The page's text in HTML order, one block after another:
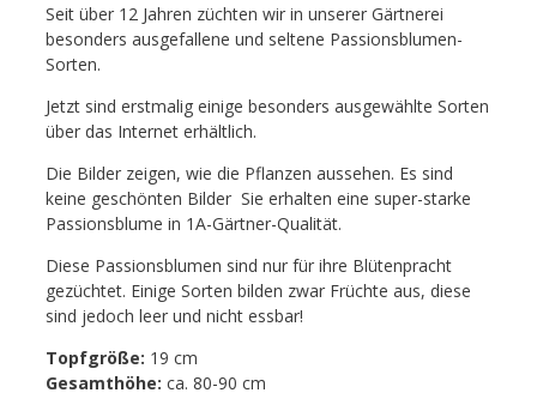
Seit über 12 Jahren züchten wir in unserer Gärtnerei
besonders ausgefallene und seltene Passionsblumen-
Sorten.
Jetzt sind erstmalig einige besonders ausgewählte Sorten
über das Internet erhältlich.
Die Bilder zeigen, wie die Pflanzen aussehen. Es sind
keine geschönten Bilder  Sie erhalten eine super-starke
Passionsblume in 1A-Gärtner-Qualität.
Diese Passionsblumen sind nur für ihre Blütenpracht
gezüchtet. Einige Sorten bilden zwar Früchte aus, diese
sind jedoch leer und nicht essbar!
Topfgröße: 19 cm
Gesamthöhe: ca. 80-90 cm